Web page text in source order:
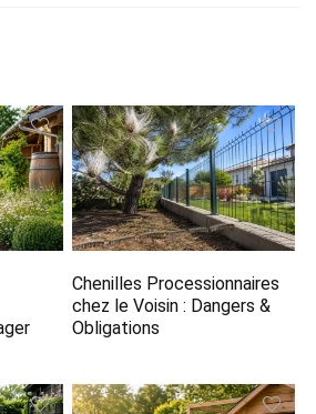
Chenilles Processionnaires
chez le Voisin : Dangers &
Obligations